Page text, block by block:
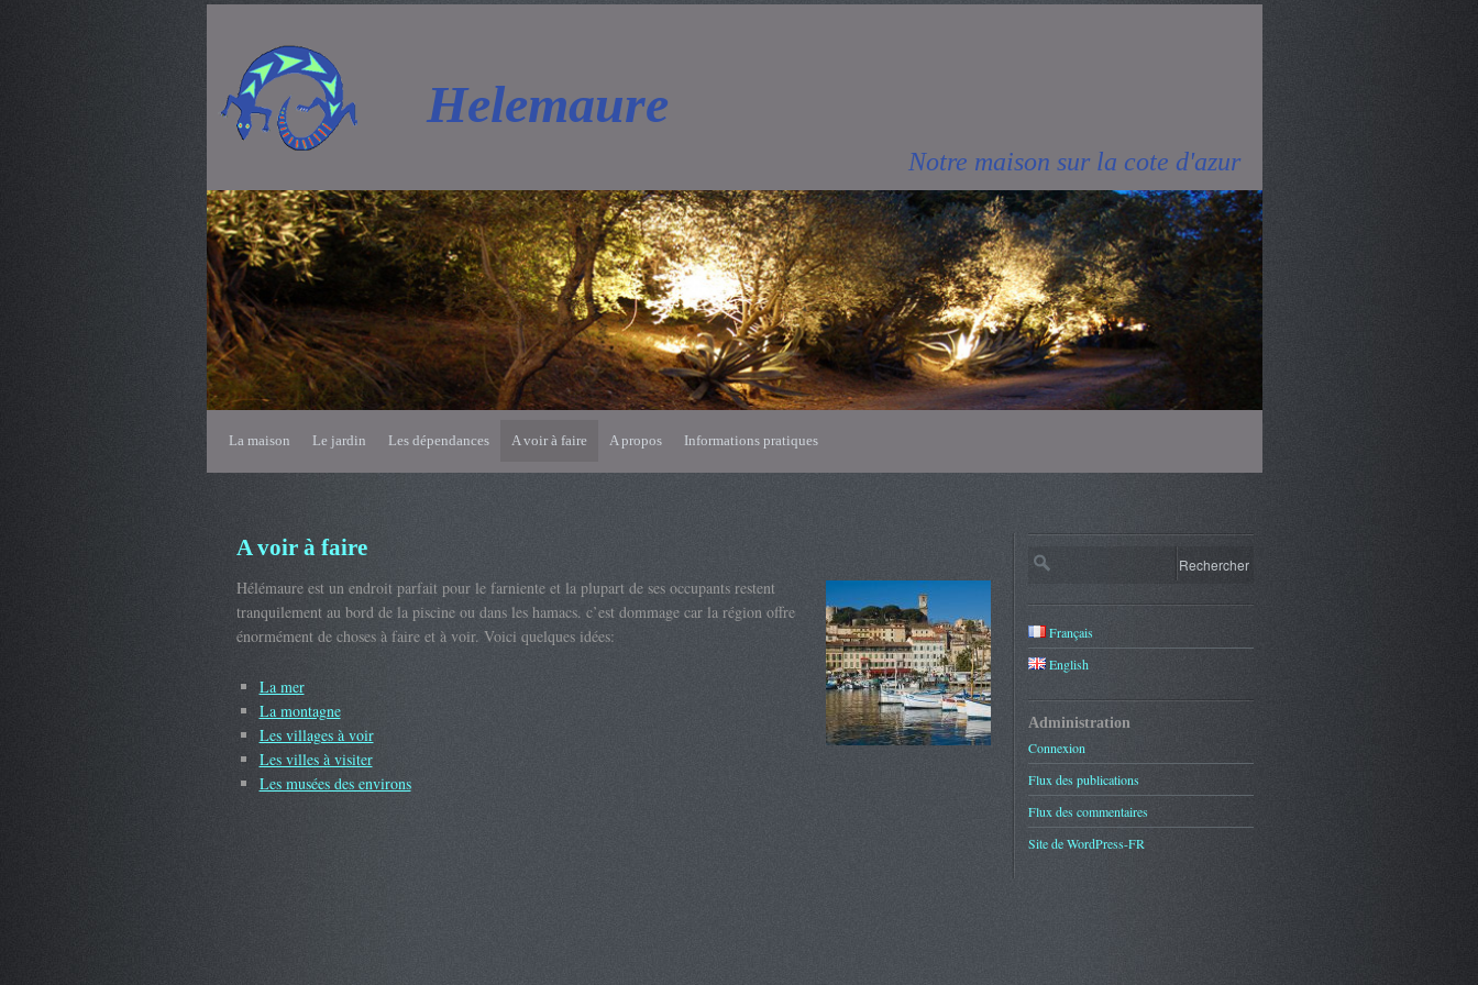
Helemaure
Notre maison sur la cote d'azur
La maison Le jardin Les dépendances A voir à faire A propos Informations pratiques
A voir à faire
Hélémaure est un endroit parfait pour le farniente et la plupart de ses occupants restent
tranquilement au bord de la piscine ou dans les hamacs. c’est dommage car la région offre
énormément de choses à faire et à voir. Voici quelques idées:
La mer
La montagne
Les villages à voir
Les villes à visiter
Les musées des environs
Français
English
Administration
Connexion
Flux des publications
Flux des commentaires
Site de WordPress-FR